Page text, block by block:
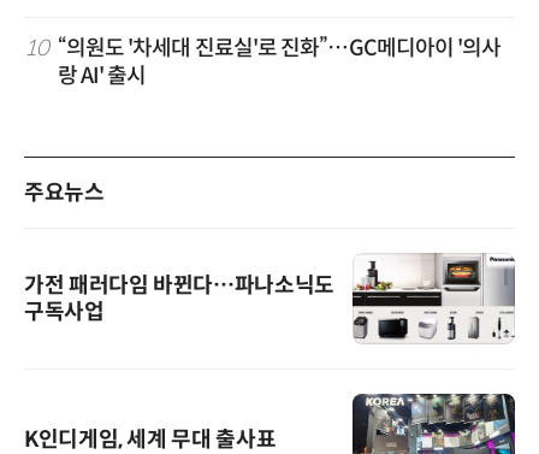
10 “의원도 '차세대 진료실'로 진화”…GC메디아이 '의사
랑 AI' 출시
주요뉴스
가전 패러다임 바뀐다…파나소닉도
구독사업
K인디게임, 세계 무대 출사표